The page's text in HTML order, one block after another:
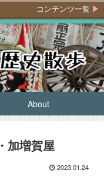
コンテンツ一覧
About
加増賀屋
2023.01.24